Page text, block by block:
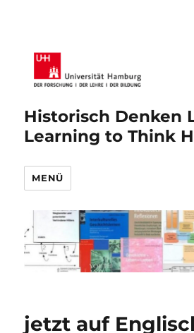
Historisch Denken
Learning to Think
MENÜ
jetzt auf